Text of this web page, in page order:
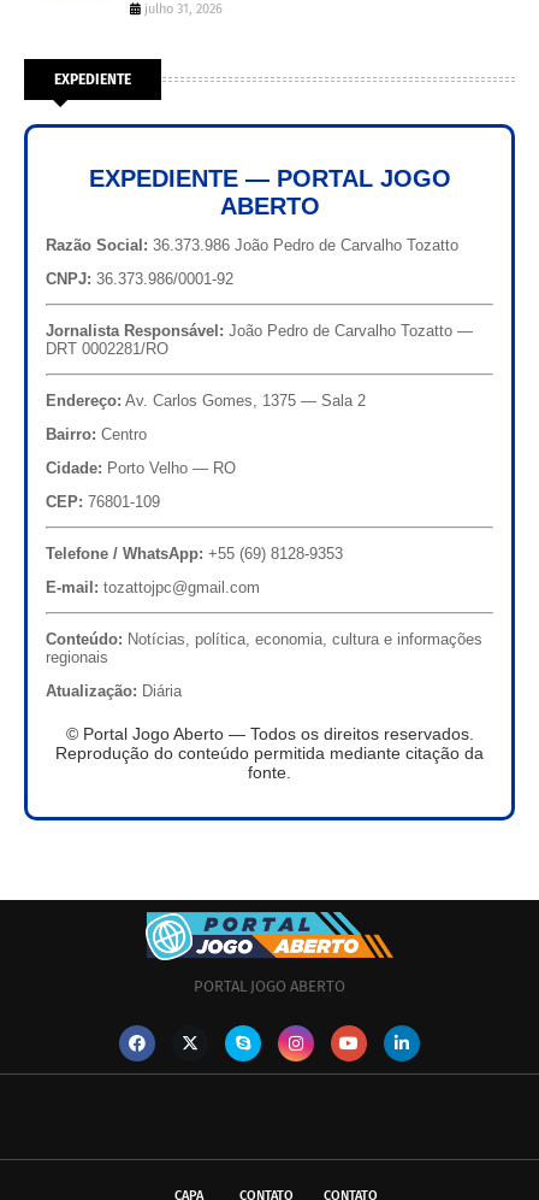
julho 31, 2026
EXPEDIENTE
EXPEDIENTE — PORTAL JOGO
ABERTO
Razão Social: 36.373.986 João Pedro de Carvalho Tozatto
CNPJ: 36.373.986/0001-92
Jornalista Responsável: João Pedro de Carvalho Tozatto —
DRT 0002281/RO
Endereço: Av. Carlos Gomes, 1375 — Sala 2
Bairro: Centro
Cidade: Porto Velho — RO
CEP: 76801-109
Telefone / WhatsApp: +55 (69) 8128-9353
E-mail: tozattojpc@gmail.com
Conteúdo: Notícias, política, economia, cultura e informações
regionais
Atualização: Diária
© Portal Jogo Aberto — Todos os direitos reservados.
Reprodução do conteúdo permitida mediante citação da
fonte.
PORTAL JOGO ABERTO
CAPA CONTATO CONTATO